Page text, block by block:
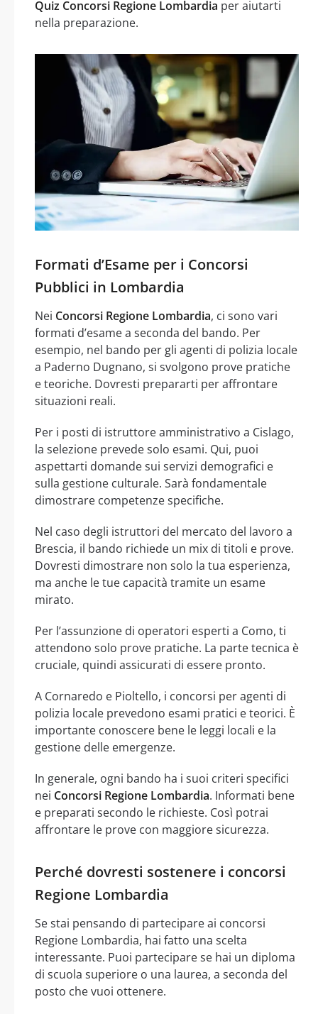
Quiz Concorsi Regione Lombardia per aiutarti
nella preparazione.
Formati d’Esame per i Concorsi
Pubblici in Lombardia
Nei Concorsi Regione Lombardia, ci sono vari
formati d’esame a seconda del bando. Per
esempio, nel bando per gli agenti di polizia locale
a Paderno Dugnano, si svolgono prove pratiche
e teoriche. Dovresti prepararti per affrontare
situazioni reali.
Per i posti di istruttore amministrativo a Cislago,
la selezione prevede solo esami. Qui, puoi
aspettarti domande sui servizi demografici e
sulla gestione culturale. Sarà fondamentale
dimostrare competenze specifiche.
Nel caso degli istruttori del mercato del lavoro a
Brescia, il bando richiede un mix di titoli e prove.
Dovresti dimostrare non solo la tua esperienza,
ma anche le tue capacità tramite un esame
mirato.
Per l’assunzione di operatori esperti a Como, ti
attendono solo prove pratiche. La parte tecnica è
cruciale, quindi assicurati di essere pronto.
A Cornaredo e Pioltello, i concorsi per agenti di
polizia locale prevedono esami pratici e teorici. È
importante conoscere bene le leggi locali e la
gestione delle emergenze.
In generale, ogni bando ha i suoi criteri specifici
nei Concorsi Regione Lombardia. Informati bene
e preparati secondo le richieste. Così potrai
affrontare le prove con maggiore sicurezza.
Perché dovresti sostenere i concorsi
Regione Lombardia
Se stai pensando di partecipare ai concorsi
Regione Lombardia, hai fatto una scelta
interessante. Puoi partecipare se hai un diploma
di scuola superiore o una laurea, a seconda del
posto che vuoi ottenere.